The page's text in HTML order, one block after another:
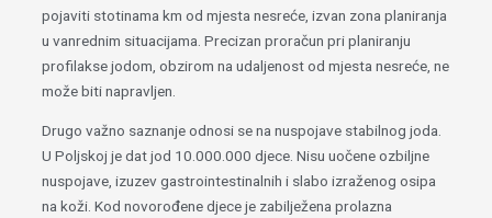
pojaviti stotinama km od mjesta nesreće, izvan zona planiranja
u vanrednim situacijama. Precizan proračun pri planiranju
profilakse jodom, obzirom na udaljenost od mjesta nesreće, ne
može biti napravljen.
Drugo važno saznanje odnosi se na nuspojave stabilnog joda.
U Poljskoj je dat jod 10.000.000 djece. Nisu uočene ozbiljne
nuspojave, izuzev gastrointestinalnih i slabo izraženog osipa
na koži. Kod novorođene djece je zabilježena prolazna